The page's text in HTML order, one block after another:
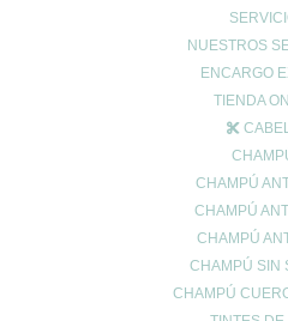
NUESTROS
ENCARGO
TIENDA
CHAMPÚ
CHAMPÚ
CHAMPÚ
CHAMPÚ SIN
CHAMPÚ
Insomnio, causas y
El insomnio es un trastorno del
población mundial en algún
se calcula que unos siete
incapaces de quedarnos...
Enfermedades ligadas a